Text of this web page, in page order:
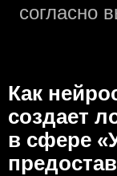
согласно
Как
создаeт
в сфере